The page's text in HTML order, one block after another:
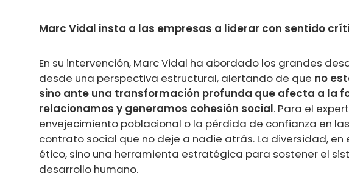
Marc Vidal insta a las empresas a liderar con sentido
En su intervención, Marc Vidal ha abordado los grandes
desde una perspectiva estructural, alertando de que no
sino ante una transformación profunda que afecta a la
relacionamos y generamos cohesión social. Para el
envejecimiento poblacional o la pérdida de confianza en
contrato social que no deje a nadie atrás. La diversidad, en
ético, sino una herramienta estratégica para sostener el
desarrollo humano.